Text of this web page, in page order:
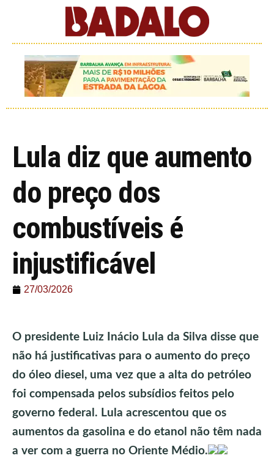
Lula diz que aumento
do preço dos
combustíveis é
injustificável
27/03/2026
O presidente Luiz Inácio Lula da Silva disse que
não há justificativas para o aumento do preço
do óleo diesel, uma vez que a alta do petróleo
foi compensada pelos subsídios feitos pelo
governo federal. Lula acrescentou que os
aumentos da gasolina e do etanol não têm nada
a ver com a guerra no Oriente Médio.